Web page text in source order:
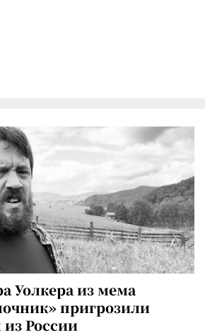
Уолкера из мема
пригрозили
России